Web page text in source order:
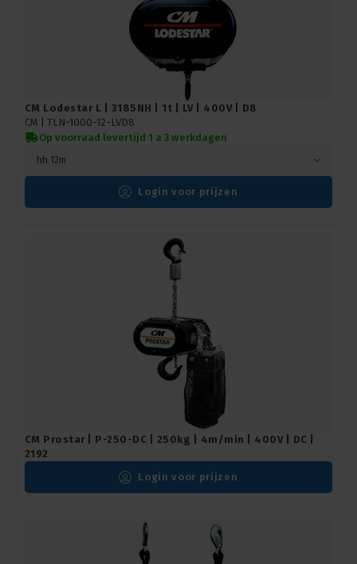
CM Lodestar L | 3185NH | 1t | LV | 400V | D8
CM | TLN-1000-12-LVD8
Op voorraad levertijd 1 a 3 werkdagen
hh 12m
Login voor prijzen
CM Prostar | P-250-DC | 250kg | 4m/min | 400V | DC |
2192
Login voor prijzen